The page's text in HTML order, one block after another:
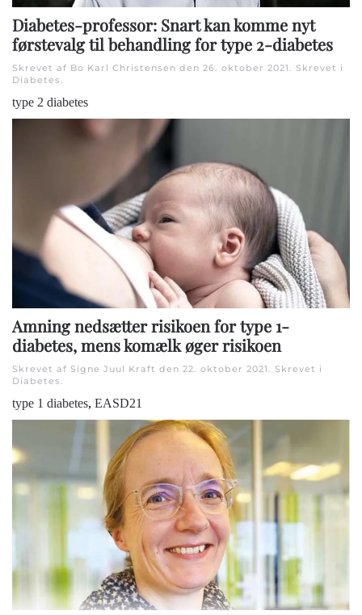
Diabetes-professor: Snart kan komme nyt
førstevalg til behandling for type 2-diabetes
Skrevet af Bo Karl Christensen den 26. oktober 2021. Skrevet i
Diabetes.
type 2 diabetes
Amning nedsætter risikoen for type 1-
diabetes, mens komælk øger risikoen
Skrevet af Signe Juul Kraft den 22. oktober 2021. Skrevet i
Diabetes.
type 1 diabetes, EASD21